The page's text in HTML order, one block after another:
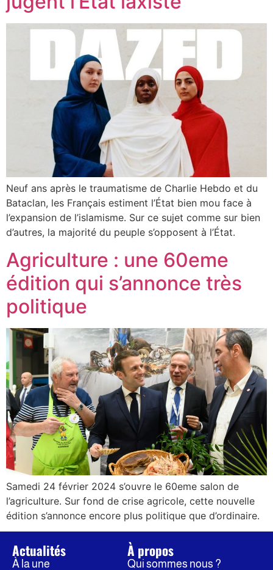
Neuf ans après le traumatisme de Charlie Hebdo et du
Bataclan, les Français estiment l’État bien mou face à
l’expansion de l’islamisme. Sur ce sujet comme sur bien
d’autres, la majorité du peuple s’opposent à l’État.
Agriculture : une 60eme
édition qui s’annonce très
politique
Samedi 24 février 2024 s’ouvre le 60eme salon de
l’agriculture. Sur fond de crise agricole, cette nouvelle
édition s’annonce encore plus politique que d’ordinaire.
Actualités
À la une
À propos
Qui sommes nous ?